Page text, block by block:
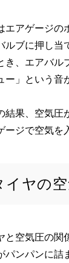
エアゲージの
ルブに押し当
き、エアバル
ー」という
結果、空気圧
ージで空気を
イヤの
と空気圧の関
パンパンに詰